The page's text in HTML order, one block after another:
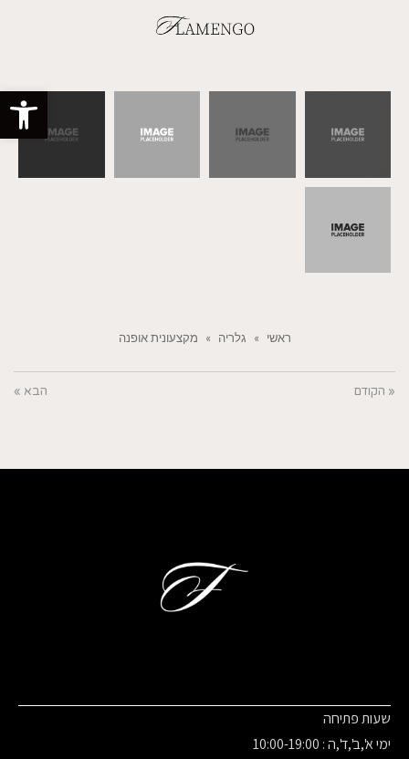
פתח
ראשי » גלריה » מקצעונית אופנה
« הקודם הבא »
שעות פתיחה
ימי א',ב',ד',ה : 10:00-19:00